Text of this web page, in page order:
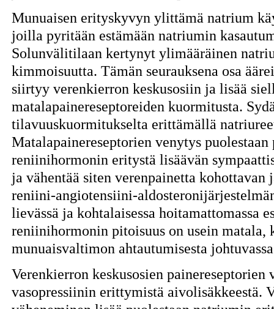
Munuaisen erityskyvyn ylittämä natrium
joilla pyritään estämään natriumin
Solunvälitilaan kertynyt ylimääräinen
kimmoisuutta. Tämän seurauksena osa
siirtyy verenkierron keskusosiin ja lisää
matalapainereseptoreiden kuormitusta.
tilavuuskuormitukselta erittämällä
Matalapainereseptorien venytys puolestaan
reniinihormonin eritystä lisäävän
ja vähentää siten verenpainetta kohottavan
reniini-angiotensiini-
lievässä ja kohtalaisessa hoitamattomassa
reniinihormonin pitoisuus on usein matala,
munuaisvaltimon ahtautumisesta
Verenkierron keskusosien painereseptorien
vasopressiinin erittymistä aivolisäkkeestä.